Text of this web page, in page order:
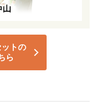
トの
ら